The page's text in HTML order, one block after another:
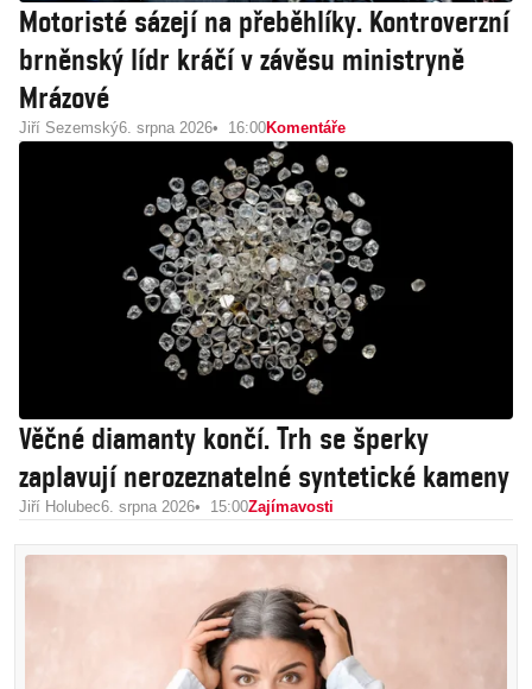
Motoristé sázejí na přeběhlíky. Kontroverzní
brněnský lídr kráčí v závěsu ministryně
Mrázové
Jiří Sezemský6. srpna 2026 16:00Komentáře
Věčné diamanty končí. Trh se šperky
zaplavují nerozeznatelné syntetické kameny
Jiří Holubec6. srpna 2026 15:00Zajímavosti